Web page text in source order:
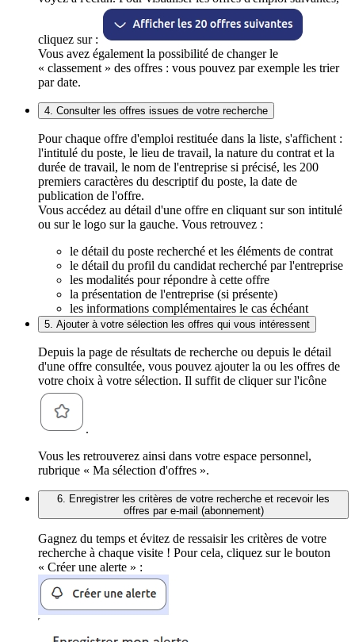
cliquez sur :
Vous avez également la possibilité de changer le
« classement » des offres : vous pouvez par exemple les trier
par date.
4. Consulter les offres issues de votre recherche
Pour chaque offre d'emploi restituée dans la liste, s'affichent :
l'intitulé du poste, le lieu de travail, la nature du contrat et la
durée de travail, le nom de l'entreprise si précisé, les 200
premiers caractères du descriptif du poste, la date de
publication de l'offre.
Vous accédez au détail d'une offre en cliquant sur son intitulé
ou sur le logo sur la gauche. Vous retrouvez :
le détail du poste recherché et les éléments de contrat
le détail du profil du candidat recherché par l'entreprise
les modalités pour répondre à cette offre
la présentation de l'entreprise (si présente)
les informations complémentaires le cas échéant
5. Ajouter à votre sélection les offres qui vous intéressent
Depuis la page de résultats de recherche ou depuis le détail
d'une offre consultée, vous pouvez ajouter la ou les offres de
votre choix à votre sélection. Il suffit de cliquer sur l'icône
.
Vous les retrouverez ainsi dans votre espace personnel,
rubrique « Ma sélection d'offres ».
6. Enregistrer les critères de votre recherche et recevoir les
offres par e-mail (abonnement)
Gagnez du temps et évitez de ressaisir les critères de votre
recherche à chaque visite ! Pour cela, cliquez sur le bouton
« Créer une alerte » :